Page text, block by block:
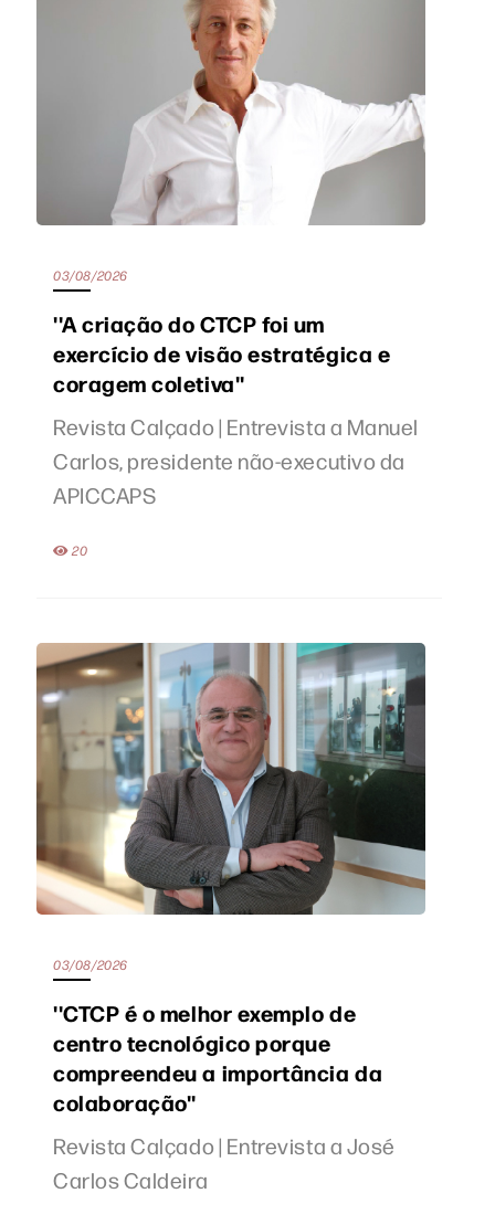
03/08/2026
''A criação do CTCP foi um
exercício de visão estratégica e
coragem coletiva''
Revista Calçado | Entrevista a Manuel
Carlos, presidente não-executivo da
APICCAPS
20
03/08/2026
''CTCP é o melhor exemplo de
centro tecnológico porque
compreendeu a importância da
colaboração''
Revista Calçado | Entrevista a José
Carlos Caldeira